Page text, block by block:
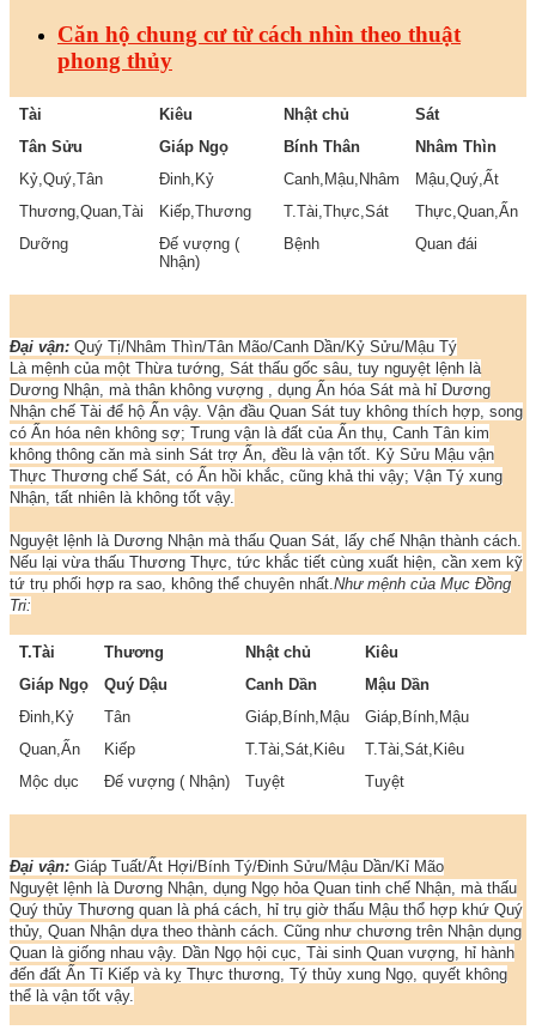
Căn hộ chung cư từ cách nhìn theo thuật
phong thủy
Tài Kiêu Nhật chủ
Sát
Tân Sửu
Giáp Ngọ Bính Thân
Nhâm Thìn
Kỷ,Quý,Tân
Đinh,Kỷ Canh,Mậu,Nhâm
Mậu,Quý,Ất
Thương,Quan,Tài
Kiếp,Thương T.Tài,Thực,Sát
Thực,Quan,Ấn
Dưỡng
Đế vượng (
Nhận)
Bệnh Quan đái
Đại vận: Quý Tị/Nhâm Thìn/Tân Mão/Canh Dần/Kỷ Sửu/Mậu Tý
Là mệnh của một Thừa tướng, Sát thấu gốc sâu, tuy nguyệt lệnh là
Dương Nhận, mà thân không vượng , dụng Ấn hóa Sát mà hỉ Dương
Nhận chế Tài để hộ Ấn vậy. Vận đầu Quan Sát tuy không thích hợp, song
có Ấn hóa nên không sợ; Trung vận là đất của Ấn thụ, Canh Tân kim
không thông căn mà sinh Sát trợ Ấn, đều là vận tốt. Kỷ Sửu Mậu vận
Thực Thương chế Sát, có Ấn hồi khắc, cũng khả thi vậy; Vận Tý xung
Nhận, tất nhiên là không tốt vậy.
Nguyệt lệnh là Dương Nhận mà thấu Quan Sát, lấy chế Nhận thành cách.
Nếu lại vừa thấu Thương Thực, tức khắc tiết cùng xuất hiện, cần xem kỹ
tứ trụ phối hợp ra sao, không thể chuyên nhất.Như mệnh của Mục Đồng
Tri:
T.Tài Thương Nhật chủ
Kiêu
Giáp Ngọ
Quý Dậu Canh Dần
Mậu Dần
Đinh,Kỷ
Tân Giáp,Bính,Mậu
Giáp,Bính,Mậu
Quan,Ấn
Kiếp T.Tài,Sát,Kiêu
T.Tài,Sát,Kiêu
Mộc dục
Đế vượng ( Nhận) Tuyệt Tuyệt
Đại vận: Giáp Tuất/Ất Hợi/Bính Tý/Đinh Sửu/Mậu Dần/Kỉ Mão
Nguyệt lệnh là Dương Nhận, dụng Ngọ hỏa Quan tinh chế Nhận, mà thấu
Quý thủy Thương quan là phá cách, hỉ trụ giờ thấu Mậu thổ hợp khứ Quý
thủy, Quan Nhận dựa theo thành cách. Cũng như chương trên Nhận dụng
Quan là giống nhau vậy. Dần Ngọ hội cục, Tài sinh Quan vượng, hỉ hành
đến đất Ấn Tỉ Kiếp và kỵ Thực thương, Tý thủy xung Ngọ, quyết không
thể là vận tốt vậy.